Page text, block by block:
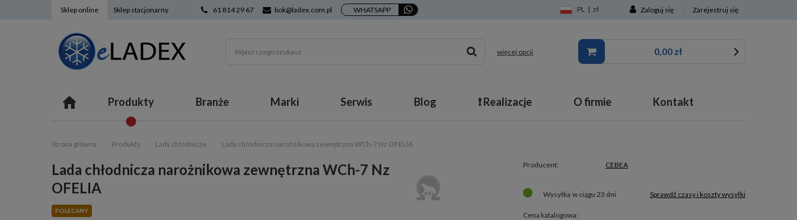
Sklep online Sklep stacjonarny 61 814 29 67 bok@ladex.com.pl WHATSAPP PL | zł Zaloguj się Zarejestruj się
więcej opcji 0,00 zł
Produkty Branże Marki Serwis Blog ❗ Realizacje O firmie Kontakt
Strona główna Produkty Lady chłodnicze Lada chłodnicza narożnikowa zewnętrzna WCh-7 Nz OFELIA
Lada chłodnicza narożnikowa zewnętrzna WCh-7 Nz
OFELIA
POLECANY
Producent: CEBEA
Wysyłka w ciągu 23 dni Sprawdź czasy i koszty wysyłki
Cena katalogowa: